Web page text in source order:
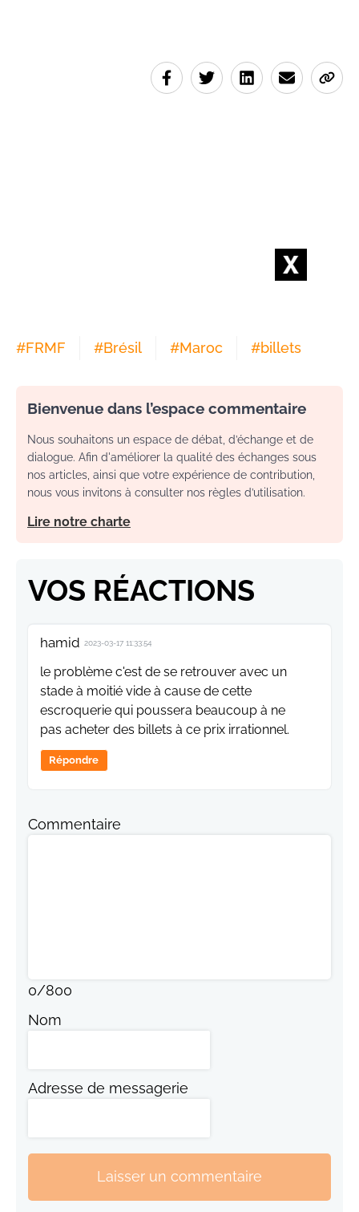
#FRMF #Brésil #Maroc #billets
Bienvenue dans l’espace commentaire
Nous souhaitons un espace de débat, d’échange et de
dialogue. Afin d'améliorer la qualité des échanges sous
nos articles, ainsi que votre expérience de contribution,
nous vous invitons à consulter nos règles d’utilisation.
Lire notre charte
VOS RÉACTIONS
hamid 2023-03-17 11:33:54
le problème c'est de se retrouver avec un
stade à moitié vide à cause de cette
escroquerie qui poussera beaucoup à ne
pas acheter des billets à ce prix irrationnel.
Répondre
Commentaire
0/800
Nom
Adresse de messagerie
Laisser un commentaire